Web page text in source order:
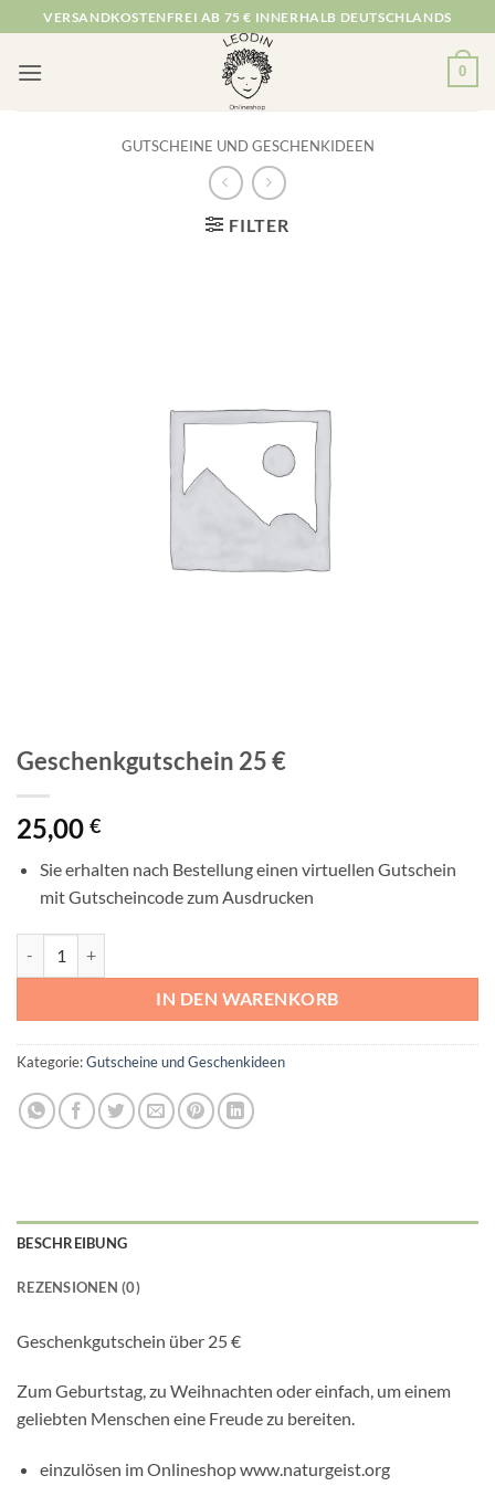
Inhalt
springen
VERSANDKOSTENFREI AB 75 € INNERHALB DEUTSCHLANDS
0
GUTSCHEINE UND GESCHENKIDEEN
FILTER
Geschenkgutschein 25 €
25,00 €
Sie erhalten nach Bestellung einen virtuellen Gutschein
mit Gutscheincode zum Ausdrucken
IN DEN WARENKORB
Kategorie:Gutscheine und Geschenkideen
BESCHREIBUNG
REZENSIONEN (0)
Geschenkgutschein über 25 €
Zum Geburtstag, zu Weihnachten oder einfach, um einem
geliebten Menschen eine Freude zu bereiten.
einzulösen im Onlineshop www.naturgeist.org